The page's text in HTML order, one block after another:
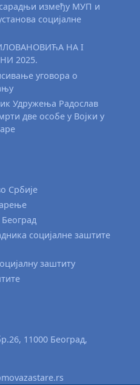
између МУП и
социјалне
НА I
2025.
уговора о
Удружења Радослав
две особе у Војки у
Србије
социјалне заштите
заштиту
11000 Београд,